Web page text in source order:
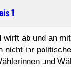
1
wirft ab und an
nicht ihr
und